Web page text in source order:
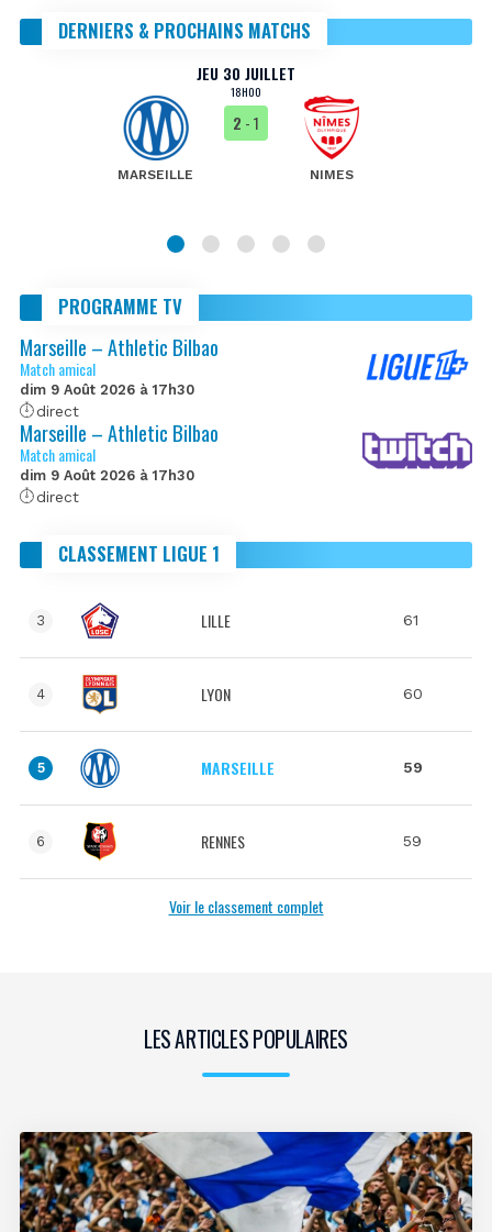
DERNIERS & PROCHAINS MATCHS
JEU 30 JUILLET
18H00
MARSEILLE
2 - 1
NIMES
PROGRAMME TV
Marseille – Athletic Bilbao
Match amical
dim 9 Août 2026 à 17h30
direct
Marseille – Athletic Bilbao
Match amical
dim 9 Août 2026 à 17h30
direct
CLASSEMENT LIGUE 1
3 LILLE 61
4 LYON 60
5 MARSEILLE 59
6 RENNES 59
Voir le classement complet
LES ARTICLES POPULAIRES